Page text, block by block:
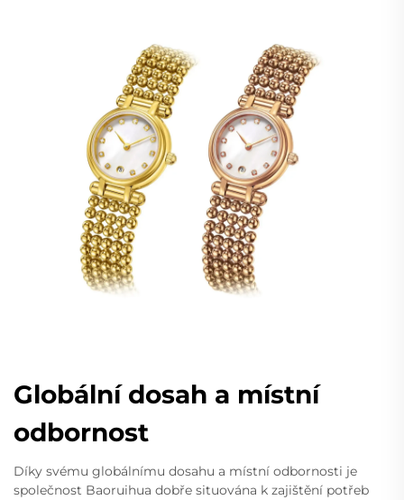
Globální dosah a místní
odbornost
Díky svému globálnímu dosahu a místní odbornosti je
společnost Baoruihua dobře situována k zajištění potřeb